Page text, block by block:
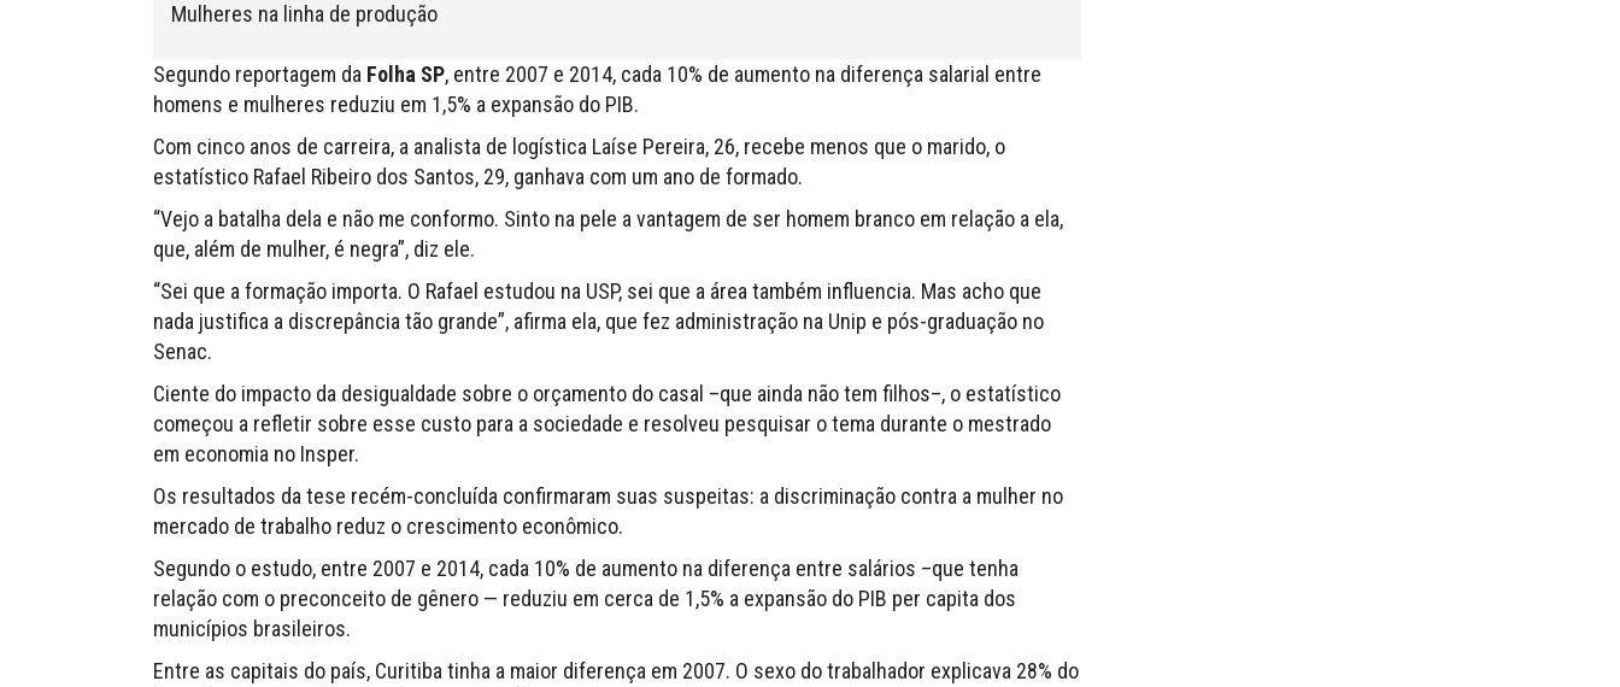
Mulheres na linha de produção
Segundo reportagem da Folha SP, entre 2007 e 2014, cada 10% de aumento na diferença salarial entre
homens e mulheres reduziu em 1,5% a expansão do PIB.
Com cinco anos de carreira, a analista de logística Laíse Pereira, 26, recebe menos que o marido, o
estatístico Rafael Ribeiro dos Santos, 29, ganhava com um ano de formado.
“Vejo a batalha dela e não me conformo. Sinto na pele a vantagem de ser homem branco em relação a ela,
que, além de mulher, é negra”, diz ele.
“Sei que a formação importa. O Rafael estudou na USP, sei que a área também influencia. Mas acho que
nada justifica a discrepância tão grande”, afirma ela, que fez administração na Unip e pós-graduação no
Senac.
Ciente do impacto da desigualdade sobre o orçamento do casal –que ainda não tem filhos–, o estatístico
começou a refletir sobre esse custo para a sociedade e resolveu pesquisar o tema durante o mestrado
em economia no Insper.
Os resultados da tese recém-concluída confirmaram suas suspeitas: a discriminação contra a mulher no
mercado de trabalho reduz o crescimento econômico.
Segundo o estudo, entre 2007 e 2014, cada 10% de aumento na diferença entre salários –que tenha
relação com o preconceito de gênero — reduziu em cerca de 1,5% a expansão do PIB per capita dos
municípios brasileiros.
Entre as capitais do país, Curitiba tinha a maior diferença em 2007. O sexo do trabalhador explicava 28% do